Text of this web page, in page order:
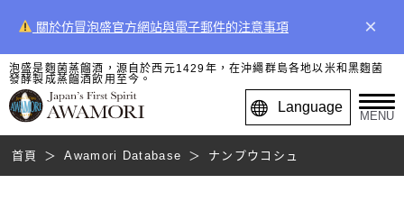
關於仿冒泡盛官方網站與電子郵件的注意事項 ×
泡盛是麴菌蒸餾酒，源自於西元1429年，在沖繩群島各地以米和黑麴菌
發酵製成蒸餾酒飲用至今。
Language
MENU
首頁 Awamori Database ナンプウコシュ